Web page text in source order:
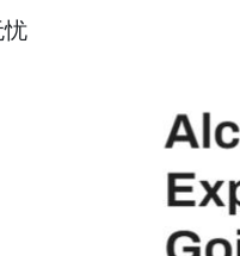
忧